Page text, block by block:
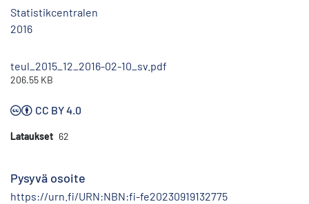
Statistikcentralen
2016
teul_2015_12_2016-02-10_sv.pdf
206.55 KB
CC BY 4.0
Lataukset 62
Pysyvä osoite
https://urn.fi/URN:NBN:fi-fe20230919132775